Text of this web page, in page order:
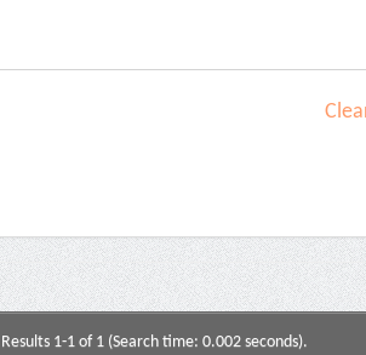
Results 1-1 of 1 (Search time: 0.002 seconds).